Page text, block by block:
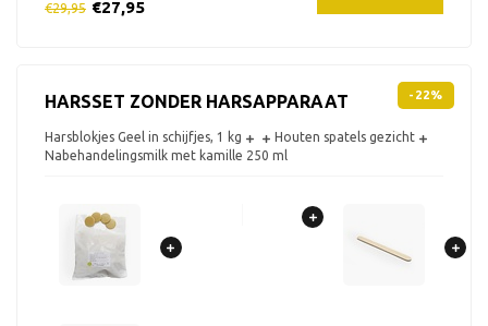
€29,95 €27,95
HARSSET ZONDER HARSAPPARAAT -22%
Harsblokjes Geel in schijfjes, 1 kg
Houten spatels gezicht
Nabehandelingsmilk met kamille 250 ml